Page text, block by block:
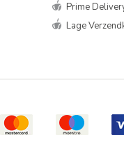
Prime
Lage